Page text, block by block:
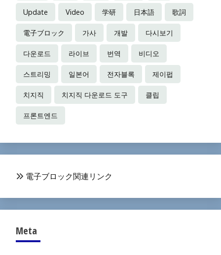
Update Video 学研 日本語 歌詞
電子ブロック 가사 개발 다시보기
다운로드 라이브 번역 비디오
스트리밍 일본어 전자블록 제이펍
치지직 치지직 다운로드 도구 클립
프론트엔드
電子ブロック関連リンク
Meta